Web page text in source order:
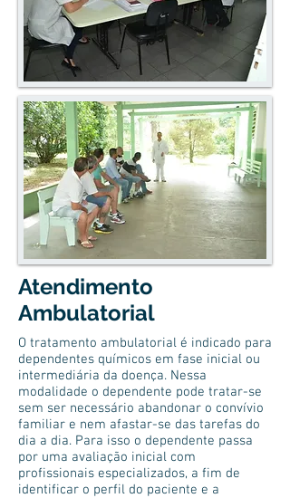
Atendimento
Ambulatorial
O tratamento ambulatorial é indicado para
dependentes químicos em fase inicial ou
intermediária da doença. Nessa
modalidade o dependente pode tratar-se
sem ser necessário abandonar o convívio
familiar e nem afastar-se das tarefas do
dia a dia. Para isso o dependente passa
por uma avaliação inicial com
profissionais especializados, a fim de
identificar o perfil do paciente e a